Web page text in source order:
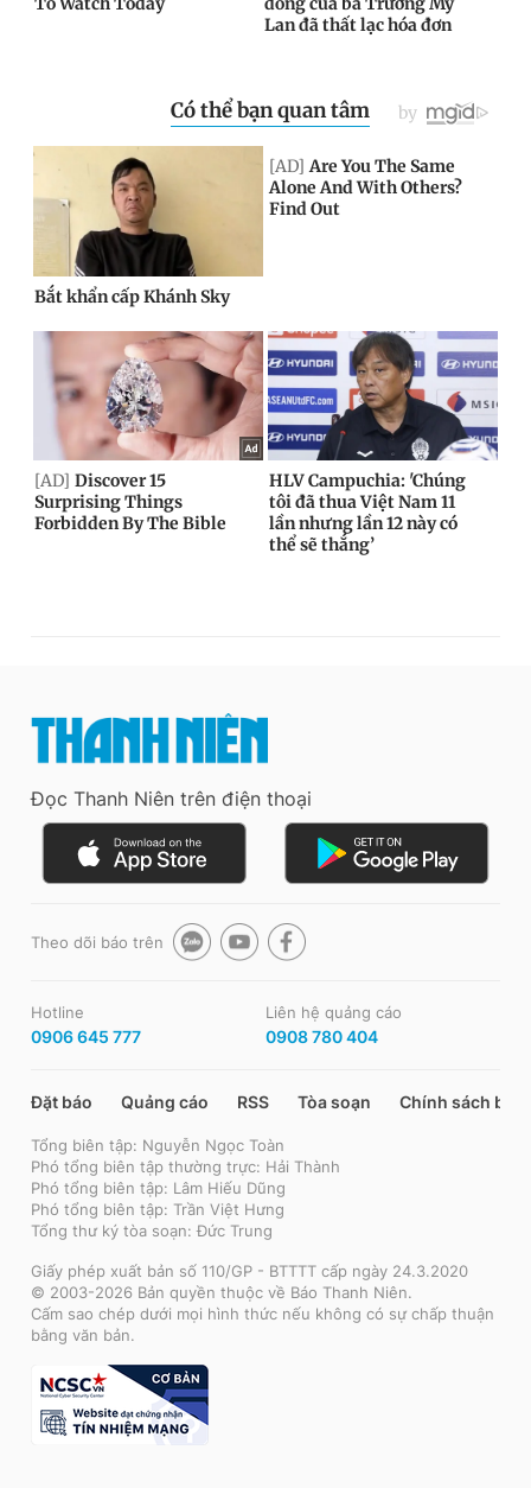
Đọc Thanh Niên trên điện thoại
Theo dõi báo trên
Hotline
0906 645 777
Liên hệ quảng cáo
0908 780 404
Đặt báo Quảng cáo RSS Tòa soạn Chính sách bảo
Tổng biên tập: Nguyễn Ngọc Toàn
Phó tổng biên tập thường trực: Hải Thành
Phó tổng biên tập: Lâm Hiếu Dũng
Phó tổng biên tập: Trần Việt Hưng
Tổng thư ký tòa soạn: Đức Trung
Giấy phép xuất bản số 110/GP - BTTTT cấp ngày 24.3.2020
© 2003-2026 Bản quyền thuộc về Báo Thanh Niên.
Cấm sao chép dưới mọi hình thức nếu không có sự chấp thuận
bằng văn bản.